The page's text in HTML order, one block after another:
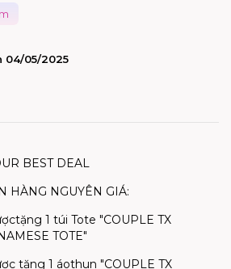
04/05/2025
BEST DEAL
HÀNG NGUYÊN GIÁ:
tặng 1 túi Tote "COUPLE TX
TOTE"
tặng 1 áothun "COUPLE TX